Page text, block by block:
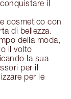
il
cosmetico con
di bellezza.
della moda,
il volto
la sua
per il
per le